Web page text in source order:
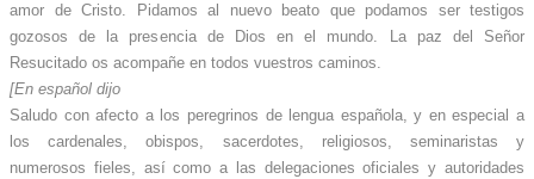
amor de Cristo. Pidamos al nuevo beato que podamos ser testigos
gozosos de la presencia de Dios en el mundo. La paz del Señor
Resucitado os acompañe en todos vuestros caminos.
[En español dijo
Saludo con afecto a los peregrinos de lengua española, y en especial a
los cardenales, obispos, sacerdotes, religiosos, seminaristas y
numerosos fieles, así como a las delegaciones oficiales y autoridades